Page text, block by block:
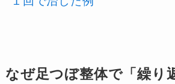
なぜ足つぼ整体で「繰り